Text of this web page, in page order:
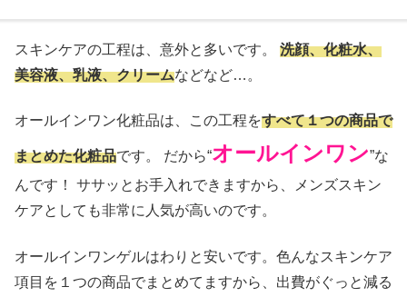
スキンケアの工程は、意外と多いです。 洗顔、化粧水、
美容液、乳液、クリームなどなど…。
オールインワン化粧品は、この工程をすべて１つの商品で
まとめた化粧品です。 だから“オールインワン”な
んです！ ササッとお手入れできますから、メンズスキン
ケアとしても非常に人気が高いのです。
オールインワンゲルはわりと安いです。色んなスキンケア
項目を１つの商品でまとめてますから、出費がぐっと減る